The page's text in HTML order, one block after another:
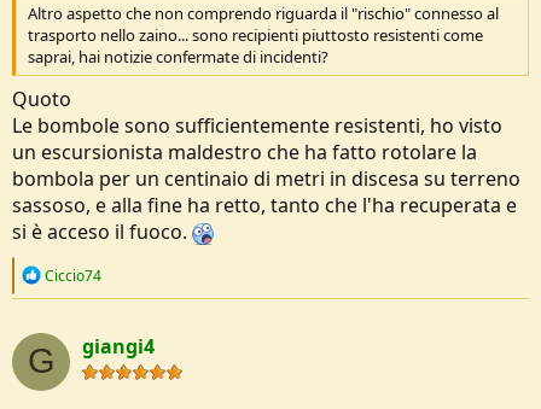
Altro aspetto che non comprendo riguarda il "rischio" connesso al
trasporto nello zaino... sono recipienti piuttosto resistenti come
saprai, hai notizie confermate di incidenti?
Quoto
Le bombole sono sufficientemente resistenti, ho visto
un escursionista maldestro che ha fatto rotolare la
bombola per un centinaio di metri in discesa su terreno
sassoso, e alla fine ha retto, tanto che l'ha recuperata e
si è acceso il fuoco.
R
c
t
i
o
Ciccio74
G giangi4